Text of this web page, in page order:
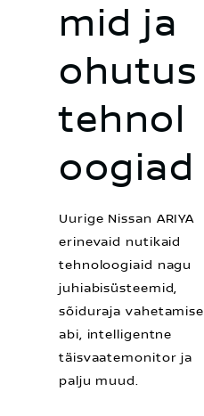
mid ja
ohutus
tehnol
oogiad
Uurige Nissan ARIYA
erinevaid nutikaid
tehnoloogiaid nagu
juhiabisüsteemid,
sõiduraja vahetamise
abi, intelligentne
täisvaatemonitor ja
palju muud.